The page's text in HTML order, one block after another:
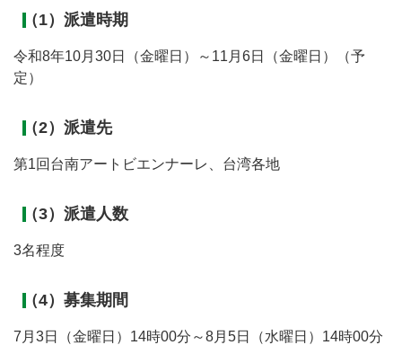
（1）派遣時期
令和8年10月30日（金曜日）～11月6日（金曜日）（予
定）
（2）派遣先
第1回台南アートビエンナーレ、台湾各地
（3）派遣人数
3名程度
（4）募集期間
7月3日（金曜日）14時00分～8月5日（水曜日）14時00分